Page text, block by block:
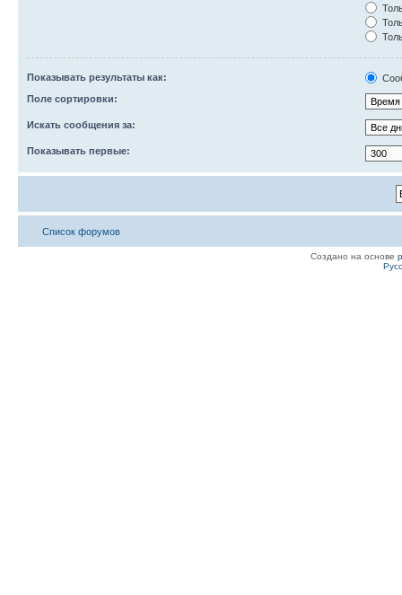
Показывать результаты как:
Поле сортировки:
Искать сообщения за:
Показывать первые:
Список форумов
Создано на основе